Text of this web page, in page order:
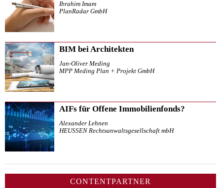
Ibrahim Imam
PlanRadar GmbH
BIM bei Architekten
Jan-Oliver Meding
MPP Meding Plan + Projekt GmbH
AIFs für Offene Immobilienfonds?
Alexander Lehnen
HEUSSEN Rechtsanwaltsgesellschaft mbH
CONTENTPARTNER